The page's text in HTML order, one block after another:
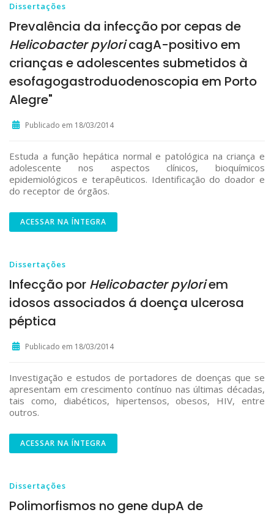
Dissertações
Prevalência da infecção por cepas de
Helicobacter pyloricagA-positivo em
crianças e adolescentes submetidos à
esofagogastroduodenoscopia em Porto
Alegre"
Publicado em 18/03/2014
Estuda a função hepática normal e patológica na criança e
adolescente nos aspectos clínicos, bioquímicos
epidemiológicos e terapêuticos. Identificação do doador e
do receptor de órgãos.
ACESSAR NA ÍNTEGRA
Dissertações
Infecção por Helicobacter pyloriem
idosos associados á doença ulcerosa
péptica
Publicado em 18/03/2014
Investigação e estudos de portadores de doenças que se
apresentam em crescimento contínuo nas últimas décadas,
tais como, diabéticos, hipertensos, obesos, HIV, entre
outros.
ACESSAR NA ÍNTEGRA
Dissertações
Polimorfismos no gene dupA de